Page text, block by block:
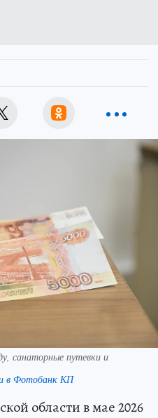
санаторные путевки и
в Фотобанк КП
области в мае 2026